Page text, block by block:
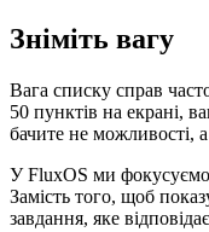
Зніміть вагу
Вага списку справ
50 пунктів на екрані,
бачите не можливості,
У FluxOS ми
Замість того, щоб
завдання, яке